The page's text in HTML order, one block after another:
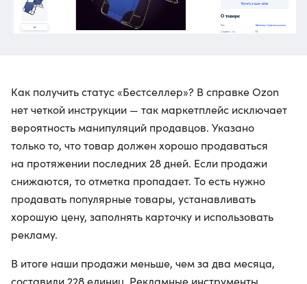
Как получить статус «Бестселлер»? В справке Ozon
нет четкой инструкции — так маркетплейс исключает
вероятность манипуляций продавцов. Указано
только то, что товар должен хорошо продаваться
на протяжении последних 28 дней. Если продажи
снижаются, то отметка пропадает. То есть нужно
продавать популярные товары, устанавливать
хорошую цену, заполнять карточку и использовать
рекламу.
В итоге наши продажи меньше, чем за два месяца,
составили 228 единиц. Рекламные инструменты